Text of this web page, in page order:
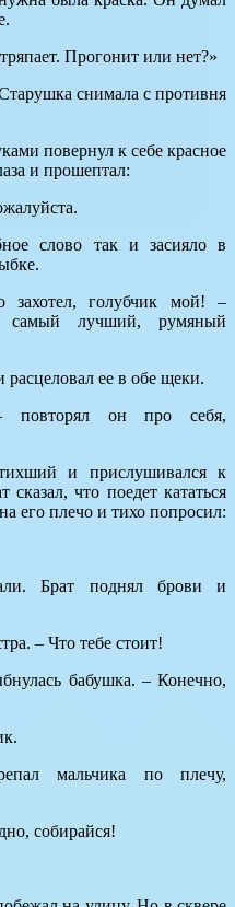
Прогонит или нет?»
снимала с противня
повернул к себе красное
и прошептал:
слово так и засияло в
захотел, голубчик мой! –
самый лучший, румяный
ее в обе щеки.
повторял он про себя,
и прислушивался к
что поедет кататься
его плечо и тихо попросил:
Брат поднял брови и
– Что тебе стоит!
бабушка. – Конечно,
мальчика по плечу,
собирайся!